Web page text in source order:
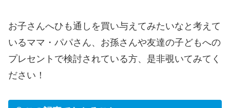
お子さんへひも通しを買い与えてみたいなと考えて
いるママ・パパさん、お孫さんや友達の子どもへの
プレセントで検討されている方、是非覗いてみてく
ださい！